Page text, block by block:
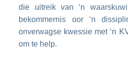
die uitreik van ‘n
bekommernis oor ‘n
onverwagse kwessie met ‘n
om te help.